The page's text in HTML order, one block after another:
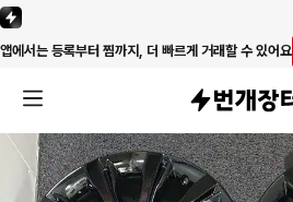
앱에서는 등록부터 찜까지, 더 빠르게 거래할 수 있어요